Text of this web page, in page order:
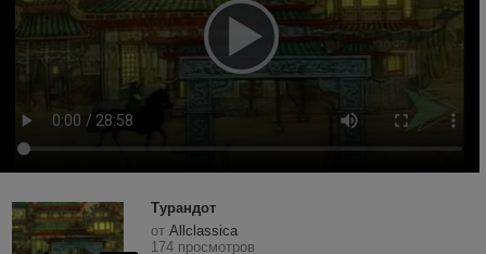
Турандот
от Allclassica
174 просмотров